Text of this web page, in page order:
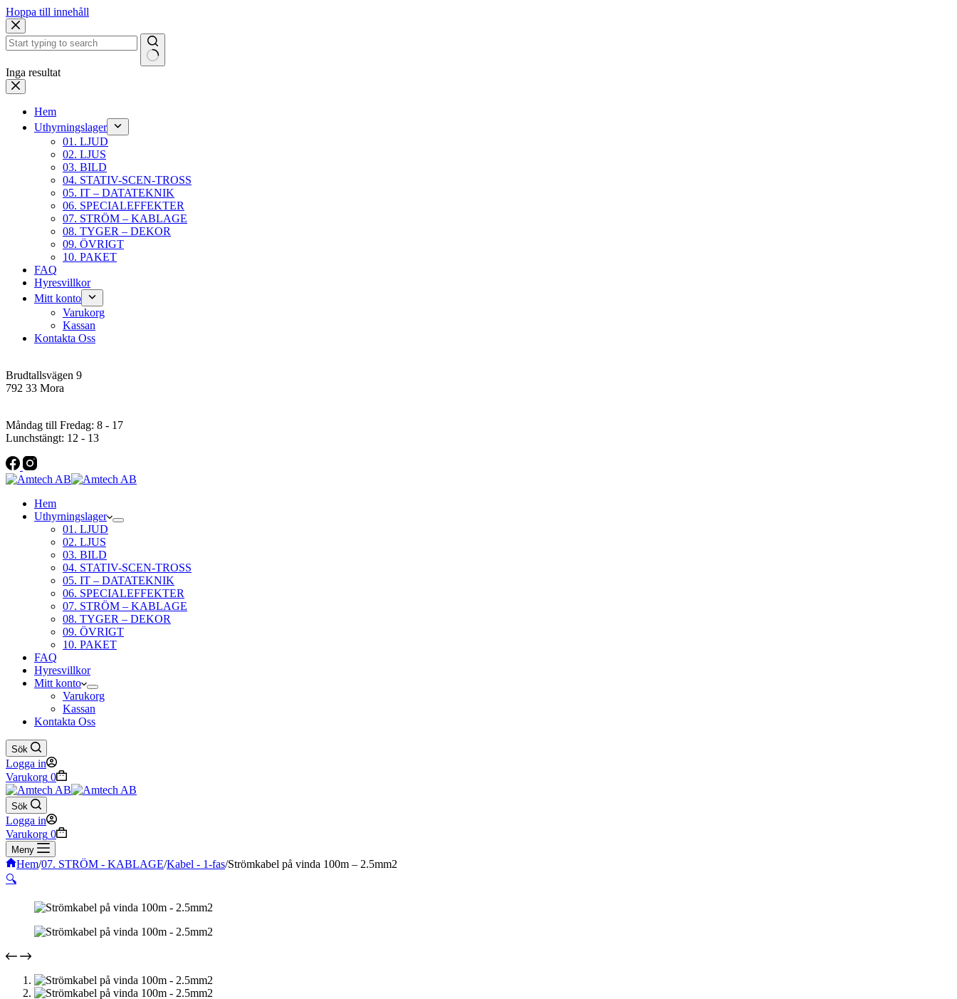
Hoppa till innehåll
Inga resultat
Hem
Uthyrningslager
01. LJUD
02. LJUS
03. BILD
04. STATIV-SCEN-TROSS
05. IT – DATATEKNIK
06. SPECIALEFFEKTER
07. STRÖM – KABLAGE
08. TYGER – DEKOR
09. ÖVRIGT
10. PAKET
FAQ
Hyresvillkor
Mitt konto
Varukorg
Kassan
Kontakta Oss
Brudtallsvägen 9
792 33 Mora
Måndag till Fredag: 8 - 17
Lunchstängt: 12 - 13
Hem
Uthyrningslager
01. LJUD
02. LJUS
03. BILD
04. STATIV-SCEN-TROSS
05. IT – DATATEKNIK
06. SPECIALEFFEKTER
07. STRÖM – KABLAGE
08. TYGER – DEKOR
09. ÖVRIGT
10. PAKET
FAQ
Hyresvillkor
Mitt konto
Varukorg
Kassan
Kontakta Oss
Sök
Logga in
Varukorg 0
Sök
Logga in
Varukorg 0
Meny
Hem/07. STRÖM - KABLAGE/Kabel - 1-fas/Strömkabel på vinda 100m – 2.5mm2
🔍